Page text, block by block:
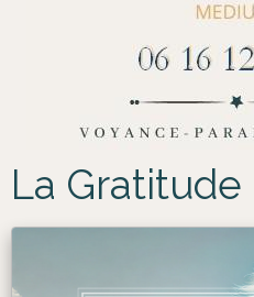
La Gratitude